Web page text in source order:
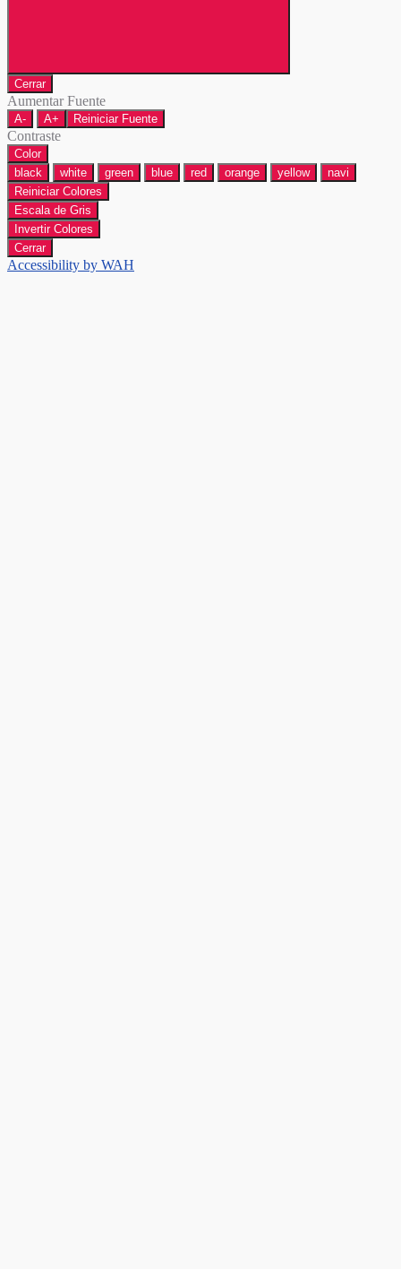
Cerrar
Aumentar Fuente
A- A+ Reiniciar Fuente
Contraste
Color
black
white green blue red orange yellow
navi
Reiniciar Colores
Escala de Gris
Invertir Colores
Cerrar
Accessibility by WAH